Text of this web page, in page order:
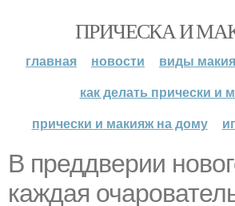
ПРИЧЕСКА И
главная новости
виды
как делать прически и
прически и макияж на дому
В преддверии
каждая